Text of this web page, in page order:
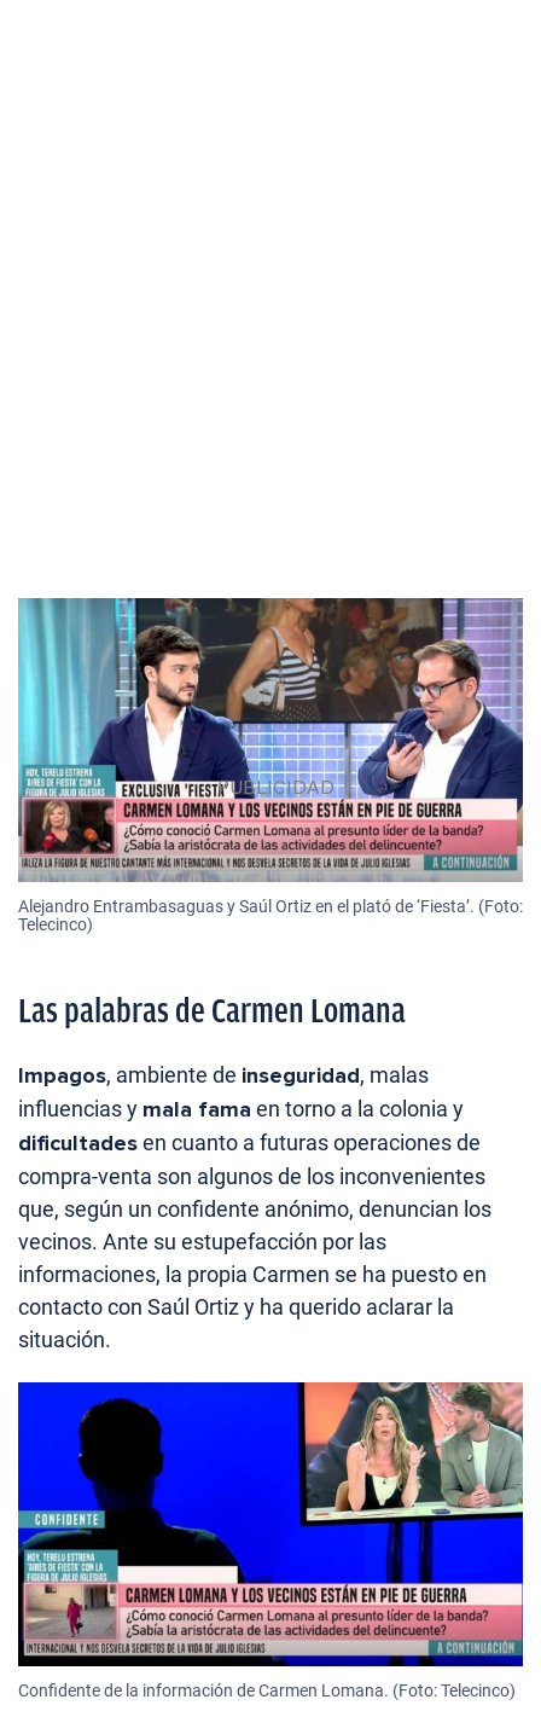
Alejandro Entrambasaguas y Saúl Ortiz en el plató de ‘Fiesta’. (Foto:
Telecinco)
Las palabras de Carmen Lomana
Impagos, ambiente de inseguridad, malas
influencias y mala fama en torno a la colonia y
dificultadesen cuanto a futuras operaciones de
compra-venta son algunos de los inconvenientes
que, según un confidente anónimo, denuncian los
vecinos. Ante su estupefacción por las
informaciones, la propia Carmen se ha puesto en
contacto con Saúl Ortiz y ha querido aclarar la
situación.
Confidente de la información de Carmen Lomana. (Foto: Telecinco)